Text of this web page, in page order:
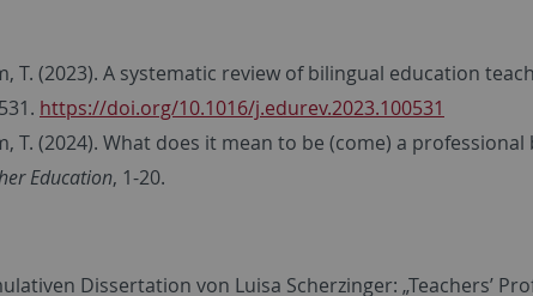
T. (2023). A systematic review of bilingual education
https://doi.org/10.1016/j.edurev.2023.100531
T. (2024). What does it mean to be (come) a
Education, 1-20.
Dissertation von Luisa Scherzinger: „Teachers’